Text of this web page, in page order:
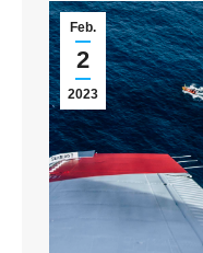
Feb.
2
2023